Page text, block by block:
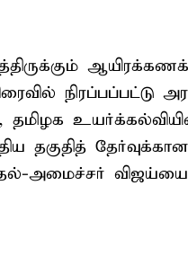
நிரப்பப்பட்டு
தகுதித்
அமைச்சர் விஜய்யை